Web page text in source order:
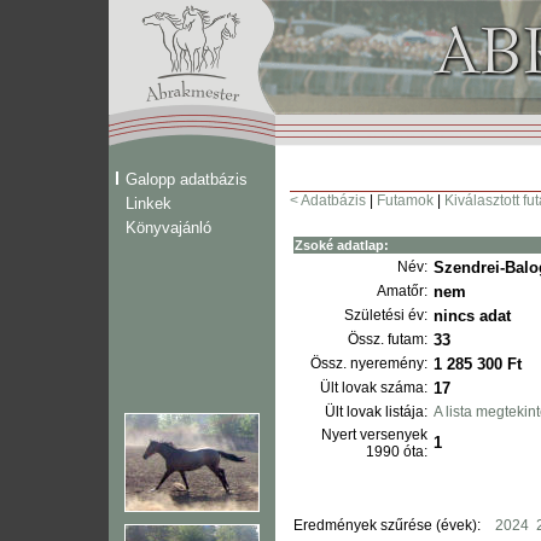
Galopp adatbázis
Linkek
Könyvajánló
< Adatbázis Futamok Kiválasztott
Zsoké adatlap:
Név: Szendrei-
Amatőr: nem
Születési év: nincs adat
Össz. futam: 33
Össz. nyeremény: 1 285 300 Ft
Ült lovak száma: 17
Ült lovak listája: A lista
Nyert versenyek
1990 óta: 1
Eredmények szűrése (évek): 2024